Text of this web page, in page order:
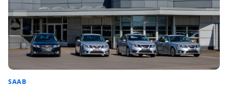
SAAB